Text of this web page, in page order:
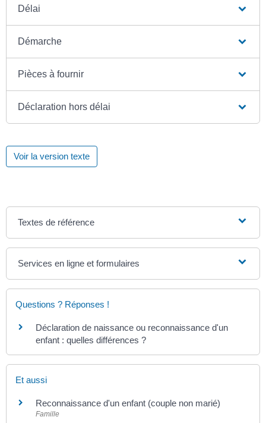
Délai
Démarche
Pièces à fournir
Déclaration hors délai
Voir la version texte
Textes de référence
Services en ligne et formulaires
Questions ? Réponses !
Déclaration de naissance ou reconnaissance d'un
enfant : quelles différences ?
Et aussi
Reconnaissance d'un enfant (couple non marié)
Famille